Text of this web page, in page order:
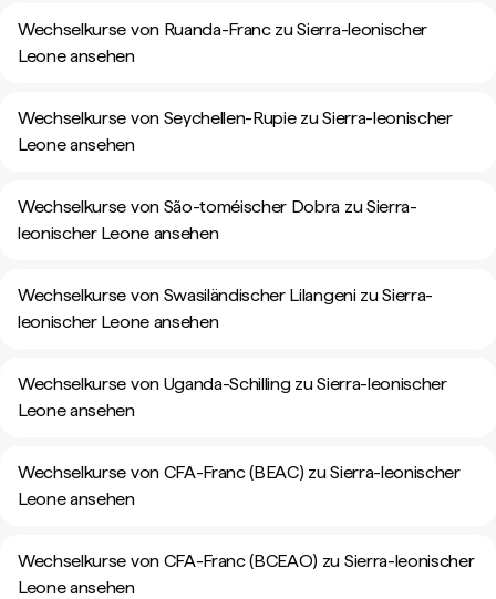
Wechselkurse von Ruanda-Franc zu Sierra-leonischer
Leone ansehen
Wechselkurse von Seychellen-Rupie zu Sierra-leonischer
Leone ansehen
Wechselkurse von São-toméischer Dobra zu Sierra-
leonischer Leone ansehen
Wechselkurse von Swasiländischer Lilangeni zu Sierra-
leonischer Leone ansehen
Wechselkurse von Uganda-Schilling zu Sierra-leonischer
Leone ansehen
Wechselkurse von CFA-Franc (BEAC) zu Sierra-leonischer
Leone ansehen
Wechselkurse von CFA-Franc (BCEAO) zu Sierra-leonischer
Leone ansehen